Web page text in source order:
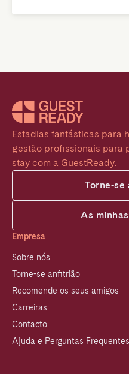
Estadias fantásticas para
gestão profissionais para
stay com a GuestReady.
Torne-
As
Empresa
Sobre nós
Torne-se anfitrião
Recomende os seus amigos
Carreiras
Contacto
Ajuda e Perguntas Frequentes